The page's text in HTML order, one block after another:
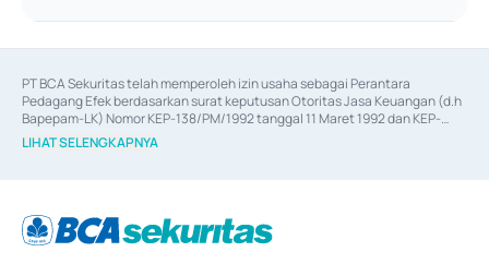
PT BCA Sekuritas telah memperoleh izin usaha sebagai Perantara
Pedagang Efek berdasarkan surat keputusan Otoritas Jasa Keuangan (d.h
Bapepam-LK) Nomor KEP-138/PM/1992 tanggal 11 Maret 1992 dan KEP-
06/D.04/2014 tanggal 28 Februari 2014, izin usaha sebagai Penjamin Emisi
Efek berdasarkan surat keputusan Otoritas Jasa Keuangan Nomor KEP-
berdasarkan surat keputusan Otoritas Jasa Keuangan Nomor S-
67/PM.21/2017 tanggal 3 Februari 2017, dan beberapa izin usaha lainnya
LIHAT SELENGKAPNYA